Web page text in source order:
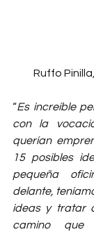
Ruffo
“Es increíble
con la
querían
15 posibles
pequeña
delante,
ideas y tratar
camino que